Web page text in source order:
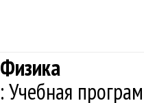
Физика
: Учебная